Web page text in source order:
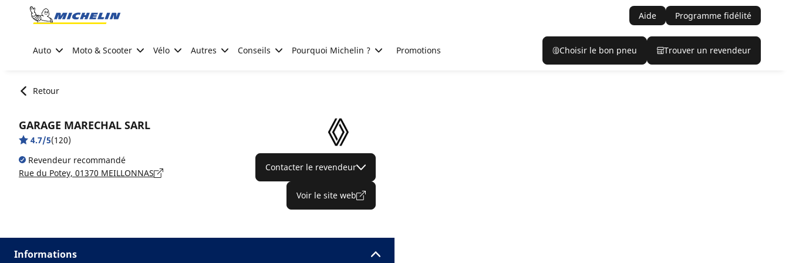
Go to page content
Aide Programme fidélité
Auto Moto & Scooter Vélo Autres Conseils Pourquoi Michelin ? Promotions Choisir le bon pneu Trouver un revendeur
Retour
GARAGE MARECHAL SARL
4.7/5(120)
Revendeur recommandé
Rue du Potey, 01370 MEILLONNAS
Contacter le revendeur
Voir le site web
Informations